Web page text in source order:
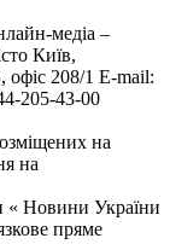
медіа –
Київ,
208/1 E-mail:
205-43-00
на
на
« Новини України
пряме